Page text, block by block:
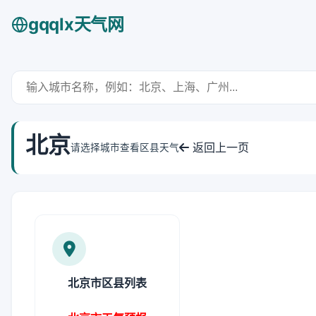
gqqlx天气网
北京请选择城市查看区县天气 返回上一页
北京市区县列表